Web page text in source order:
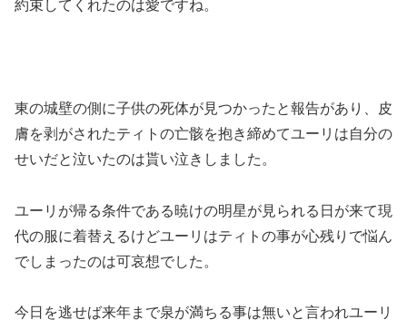
約束してくれたのは愛ですね。
東の城壁の側に子供の死体が見つかったと報告があり、皮
膚を剥がされたティトの亡骸を抱き締めてユーリは自分の
せいだと泣いたのは貰い泣きしました。
ユーリが帰る条件である暁けの明星が見られる日が来て現
代の服に着替えるけどユーリはティトの事が心残りで悩ん
でしまったのは可哀想でした。
今日を逃せば来年まで泉が満ちる事は無いと言われユーリ